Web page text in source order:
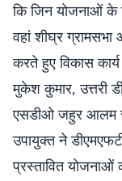
कि जिन योजनाओं के
वहां शीघ्र
करते हुए विकास
मुकेश कुमार, उत्तरी
एसडीओ जहुर आलम
उपायुक्त ने
प्रस्तावित योजनाओं